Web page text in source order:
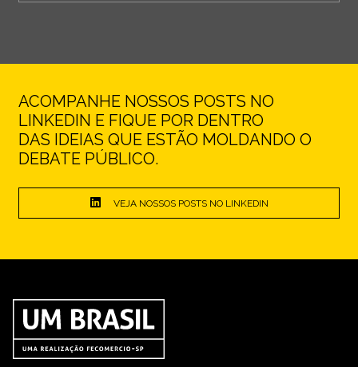
ACOMPANHE NOSSOS POSTS NO
LINKEDIN E FIQUE POR DENTRO
DAS IDEIAS QUE ESTÃO MOLDANDO O
DEBATE PÚBLICO.
VEJA NOSSOS POSTS NO LINKEDIN